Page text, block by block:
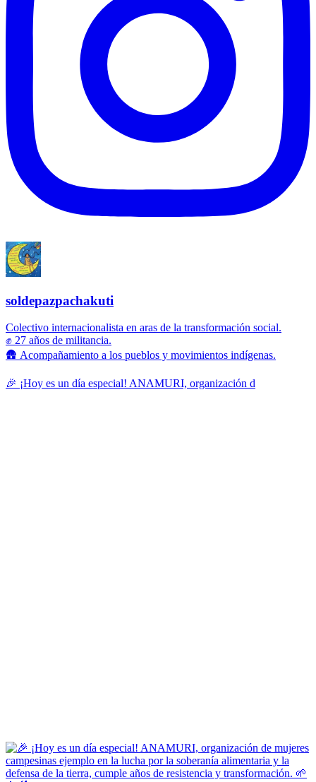
soldepazpachakuti
Colectivo internacionalista en aras de la transformación social.
✊ 27 años de militancia.
🛖 Acompañamiento a los pueblos y movimientos indígenas.
🎉 ¡Hoy es un día especial! ANAMURI, organización d